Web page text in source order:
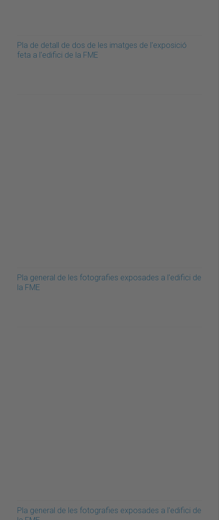
Pla de detall de dos de les imatges de l'exposició
feta a l'edifici de la FME
Pla general de les fotografies exposades a l'edifici de
la FME
Pla general de les fotografies exposades a l'edifici de